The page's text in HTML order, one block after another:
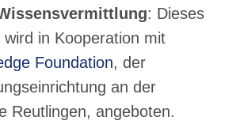
: Dieses
in Kooperation mit
Foundation, der
an der
Reutlingen, angeboten.